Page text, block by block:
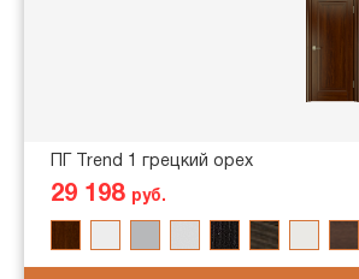
ПГ Trend 1 грецкий орех
29 198 руб.